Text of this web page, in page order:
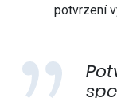
potvrzení